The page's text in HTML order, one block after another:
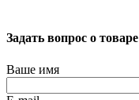
Задать вопрос о товаре
Ваше имя